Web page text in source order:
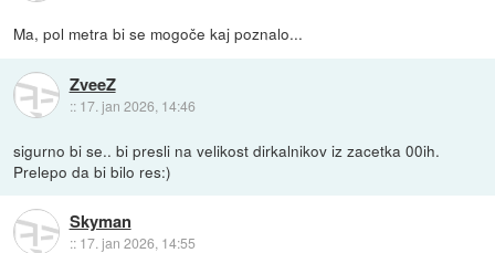
Ma, pol metra bi se mogoče kaj poznalo...
ZveeZ
:: 17. jan 2026, 14:46
sigurno bi se.. bi presli na velikost dirkalnikov iz zacetka 00ih.
Prelepo da bi bilo res:)
Skyman
:: 17. jan 2026, 14:55